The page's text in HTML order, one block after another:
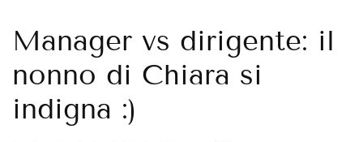
Manager vs dirigente: il
nonno di Chiara si
indigna :)